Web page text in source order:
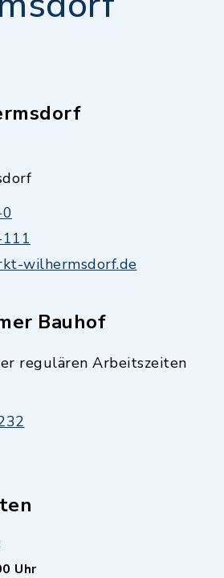
wilhermsdorf.de
Bauhof
regulären Arbeitszeiten
Uhr